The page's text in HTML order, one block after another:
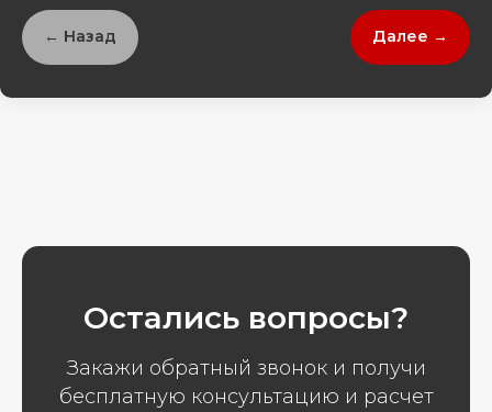
← Назад Далее →
Остались вопросы?
Закажи обратный звонок и получи
бесплатную консультацию и расчет